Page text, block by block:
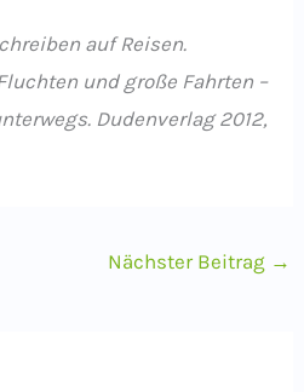
auf Reisen.
und große Fahrten –
Dudenverlag 2012,
Nächster Beitrag →